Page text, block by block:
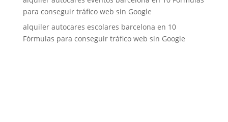
para conseguir tráfico web sin Google
alquiler autocares escolares barcelona en 10
Fórmulas para conseguir tráfico web sin Google